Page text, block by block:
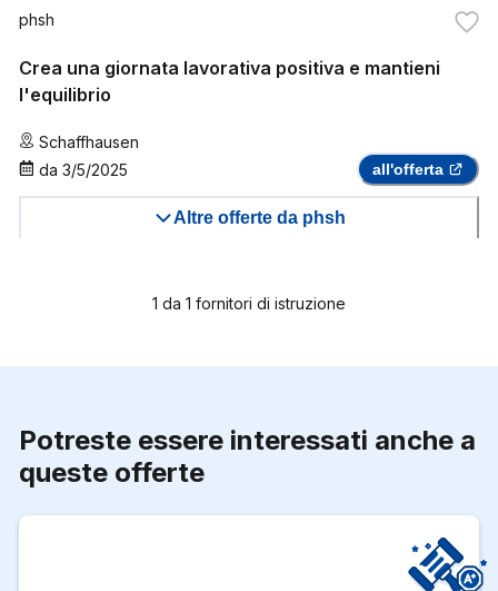
phsh
Crea una giornata lavorativa positiva e mantieni
l'equilibrio
Schaffhausen
da 3/5/2025 all'offerta
Altre offerte da phsh
1 da 1 fornitori di istruzione
Potreste essere interessati anche a
queste offerte